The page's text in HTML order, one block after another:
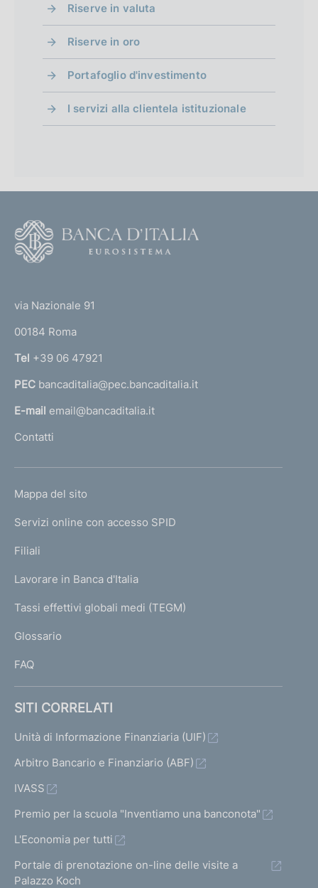
Riserve in valuta
Riserve in oro
Portafoglio d'investimento
I servizi alla clientela istituzionale
r
n
a
l
'
m
e
a
g
via Nazionale 91
00184 Roma
Tel +39 06 47921
PEC bancaditalia@pec.bancaditalia.it
E-mail email@bancaditalia.it
Contatti
L
N
K
T
I
I
Mappa del sito
Servizi online con accesso SPID
Filiali
Lavorare in Banca d'Italia
Tassi effettivi globali medi (TEGM)
Glossario
FAQ
SITI CORRELATI
Unità di Informazione Finanziaria (UIF)
Arbitro Bancario e Finanziario (ABF)
IVASS
Premio per la scuola "Inventiamo una banconota"
L'Economia per tutti
Portale di prenotazione on-line delle visite a
Palazzo Koch